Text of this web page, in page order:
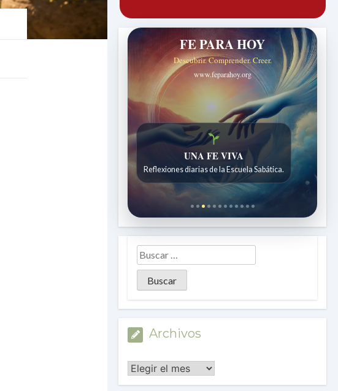
FE PARA HOY
Descubrir. Comprender. Creer.
www.feparahoy.org
UNA FE VIVA
Reflexiones diarias de la Escuela Sabática.
Archivos
Archivos